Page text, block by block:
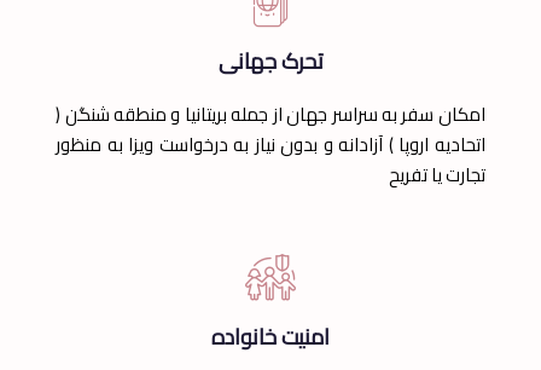
تحرک جهانی
امکان سفر به سراسر جهان از جمله بریتانیا و منطقه شنگن (
اتحادیه اروپا ) آزادانه و بدون نیاز به درخواست ویزا به منظور
تجارت یا تفریح
امنیت خانواده